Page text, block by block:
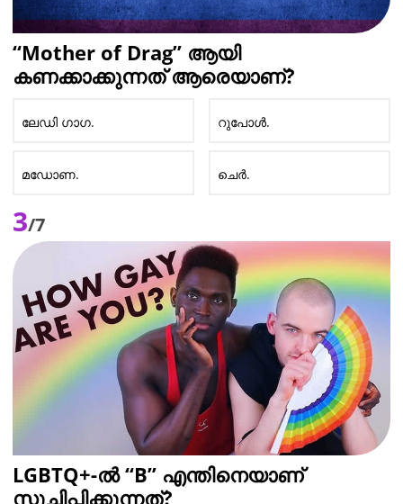
“Mother of Drag” ആയി
കണക്കാക്കുന്നത് ആരെയാണ്?
ലേഡി ഗാഗ. റുപോൾ.
മഡോണ. ചെർ.
3/7
LGBTQ+-ൽ “B” എന്തിനെയാണ്
സൂചിപ്പിക്കുന്നത്?